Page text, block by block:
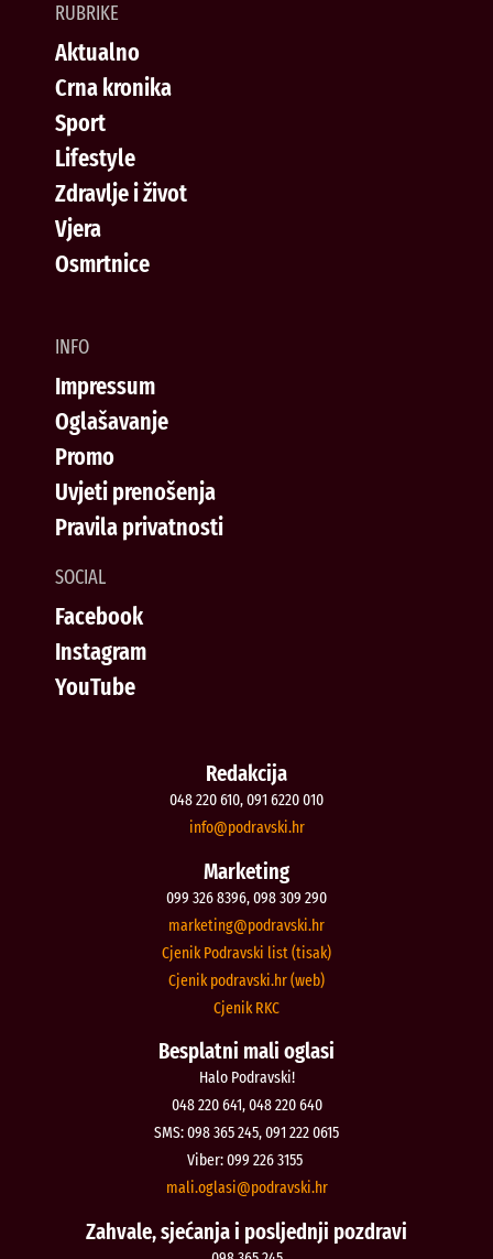
RUBRIKE
Aktualno
Crna kronika
Sport
Lifestyle
Zdravlje i život
Vjera
Osmrtnice
INFO
Impressum
Oglašavanje
Promo
Uvjeti prenošenja
Pravila privatnosti
SOCIAL
Facebook
Instagram
YouTube
Redakcija
048 220 610, 091 6220 010
rh.iksvardop
@ofni
Marketing
099 326 8396, 098 309 290
rh.iksvardop
@gnitekram
Cjenik Podravski list (tisak)
Cjenik podravski.hr (web)
Cjenik RKC
Besplatni mali oglasi
Halo Podravski!
048 220 641, 048 220 640
SMS: 098 365 245, 091 222 0615
Viber: 099 226 3155
rh.iksvardop
@isalgo.ilam
Zahvale, sjećanja i posljednji pozdravi